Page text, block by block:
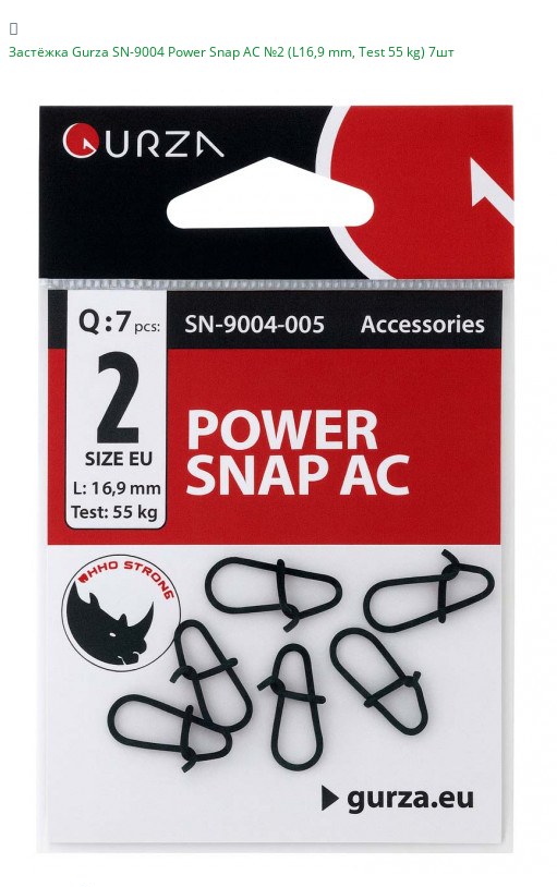
ЧОВНИ ТА МОТОРИ
Застёжка Gurza SN-9004 Power Snap AC №2 (L16,9 mm, Test 55 kg) 7шт